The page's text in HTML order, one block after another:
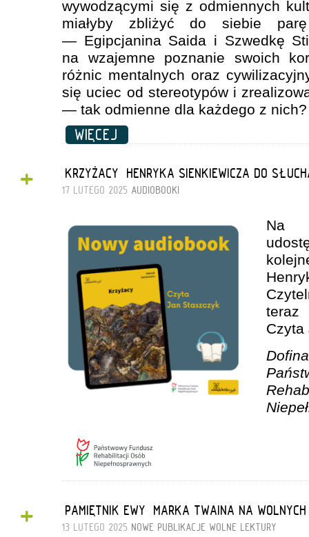
wywodzącymi się z odmiennych
miałyby zbliżyć do siebie parę
— Egipcjanina Saida i Szwedkę
na wzajemne poznanie swoich
różnic mentalnych oraz
się uciec od stereotypów i
— tak odmienne dla każdego z nich?
WIĘCEJ
+ „KRZYŻACY” HENRYKA SIENKIEWICZA DO
17 LUTEGO 2025 AUDIOBOOKI
Na
teraz
Czyta
+ „PAMIĘTNIK EWY” MARKA TWAINA NA
13 LUTEGO 2025 NOWE PUBLIKACJE WOLNE LEKTURY